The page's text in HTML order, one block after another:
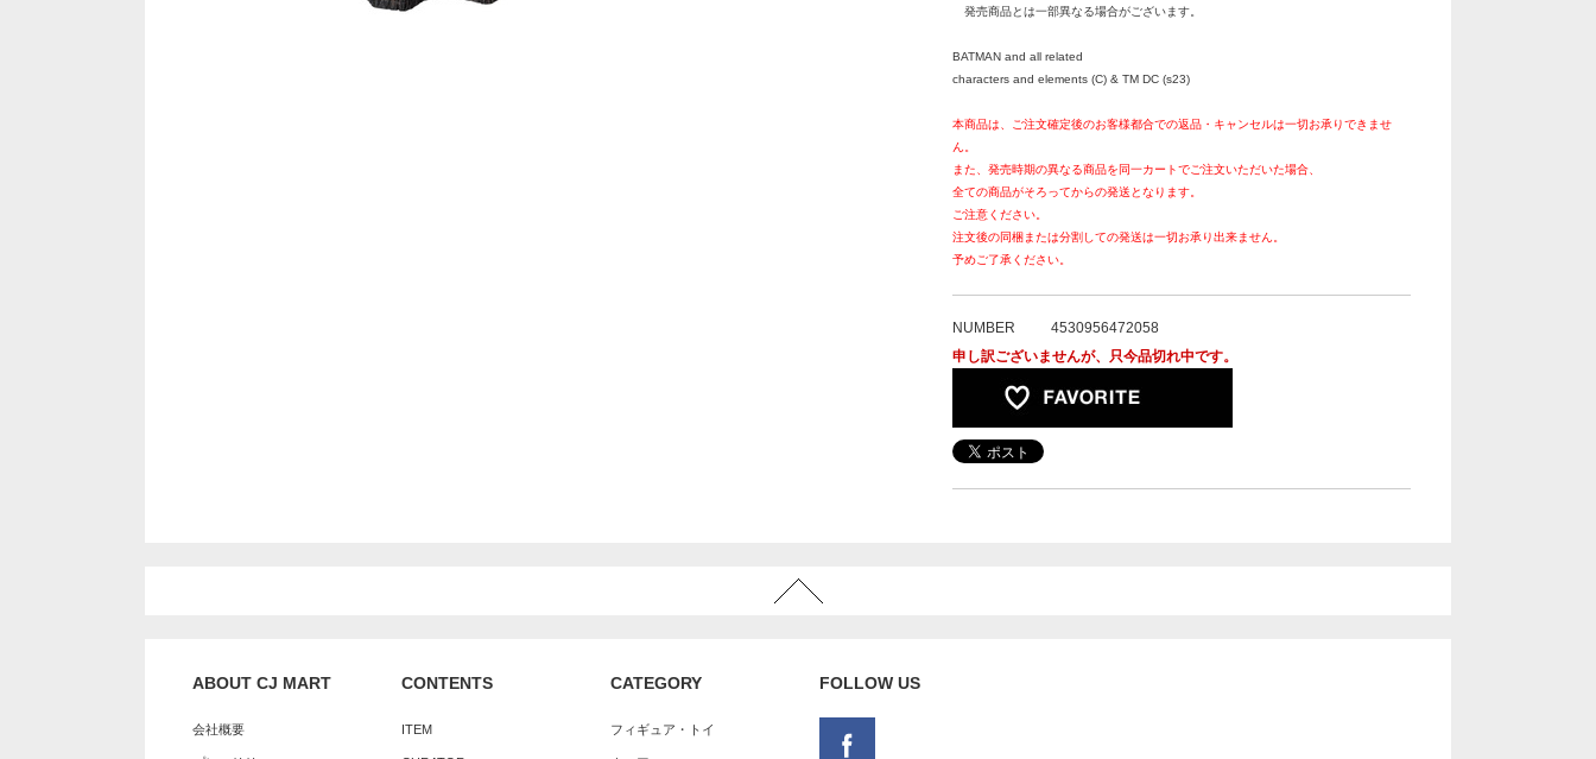
発売商品とは一部異なる場合がございます。
BATMAN and all related
characters and elements (C) & TM DC (s23)
本商品は、ご注文確定後のお客様都合での返品・キャンセルは一切お承りできませ
ん。
また、発売時期の異なる商品を同一カートでご注文いただいた場合、
全ての商品がそろってからの発送となります。
ご注意ください。
注文後の同梱または分割しての発送は一切お承り出来ません。
予めご了承ください。
NUMBER
4530956472058
申し訳ございませんが、只今品切れ中です。
ABOUT CJ MART
会社概要
CONTENTS
ITEM
CATEGORY
フィギュア・トイ
FOLLOW US